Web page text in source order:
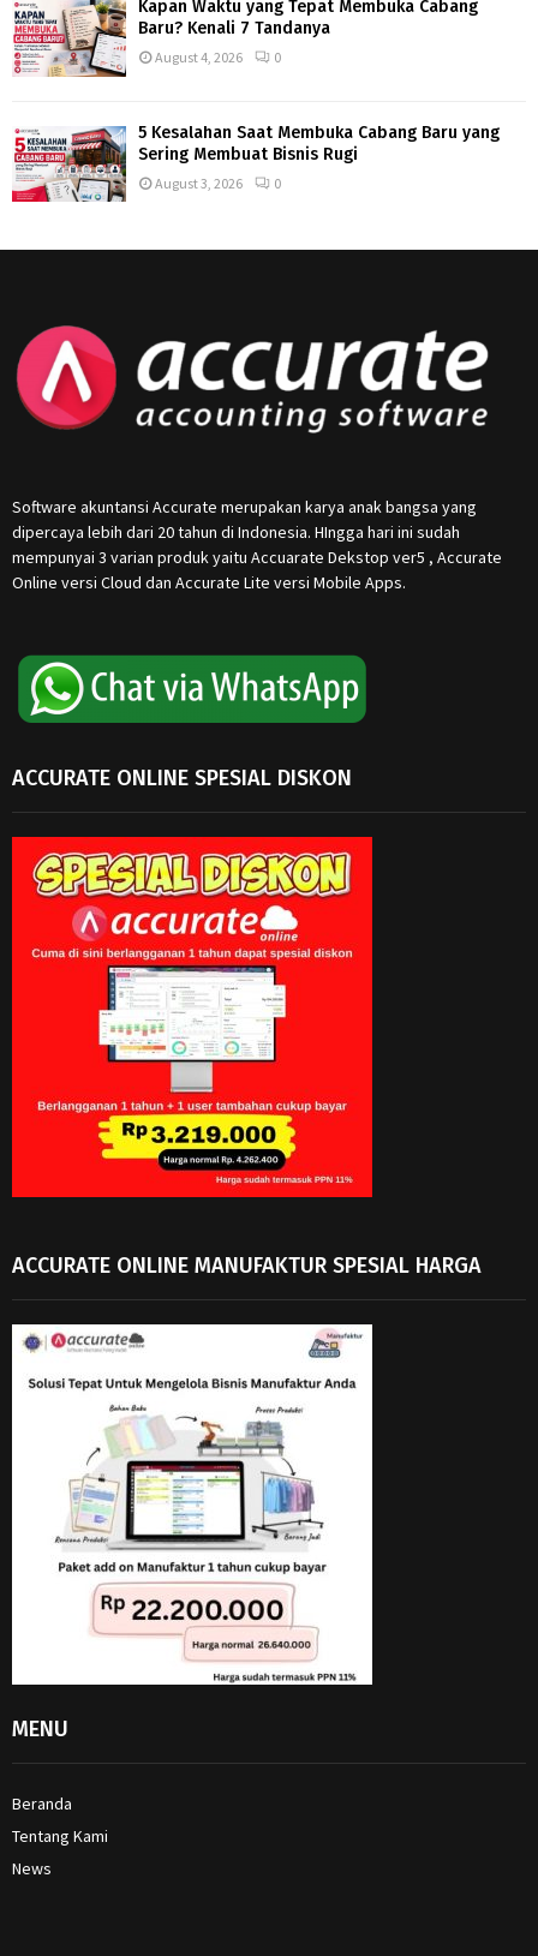
Kapan Waktu yang Tepat Membuka Cabang
Baru? Kenali 7 Tandanya
August 4, 2026 0
5 Kesalahan Saat Membuka Cabang Baru yang
Sering Membuat Bisnis Rugi
August 3, 2026 0
Software akuntansi Accurate merupakan karya anak bangsa yang
dipercaya lebih dari 20 tahun di Indonesia. HIngga hari ini sudah
mempunyai 3 varian produk yaitu Accuarate Dekstop ver5 , Accurate
Online versi Cloud dan Accurate Lite versi Mobile Apps.
ACCURATE ONLINE SPESIAL DISKON
ACCURATE ONLINE MANUFAKTUR SPESIAL HARGA
MENU
Beranda
Tentang Kami
News